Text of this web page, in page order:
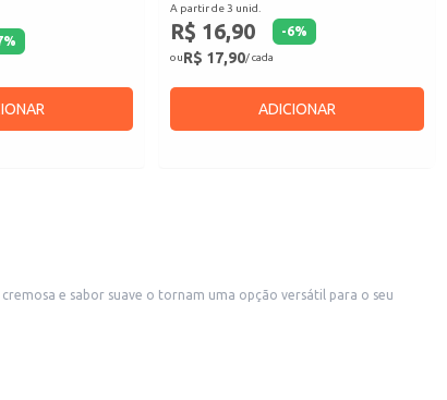
%
A partir de 3 unid.
R$ 16,90 -6%
ouR$ 17,90/ cada
ADICIONAR
e sabor suave o tornam uma opção versátil para o seu